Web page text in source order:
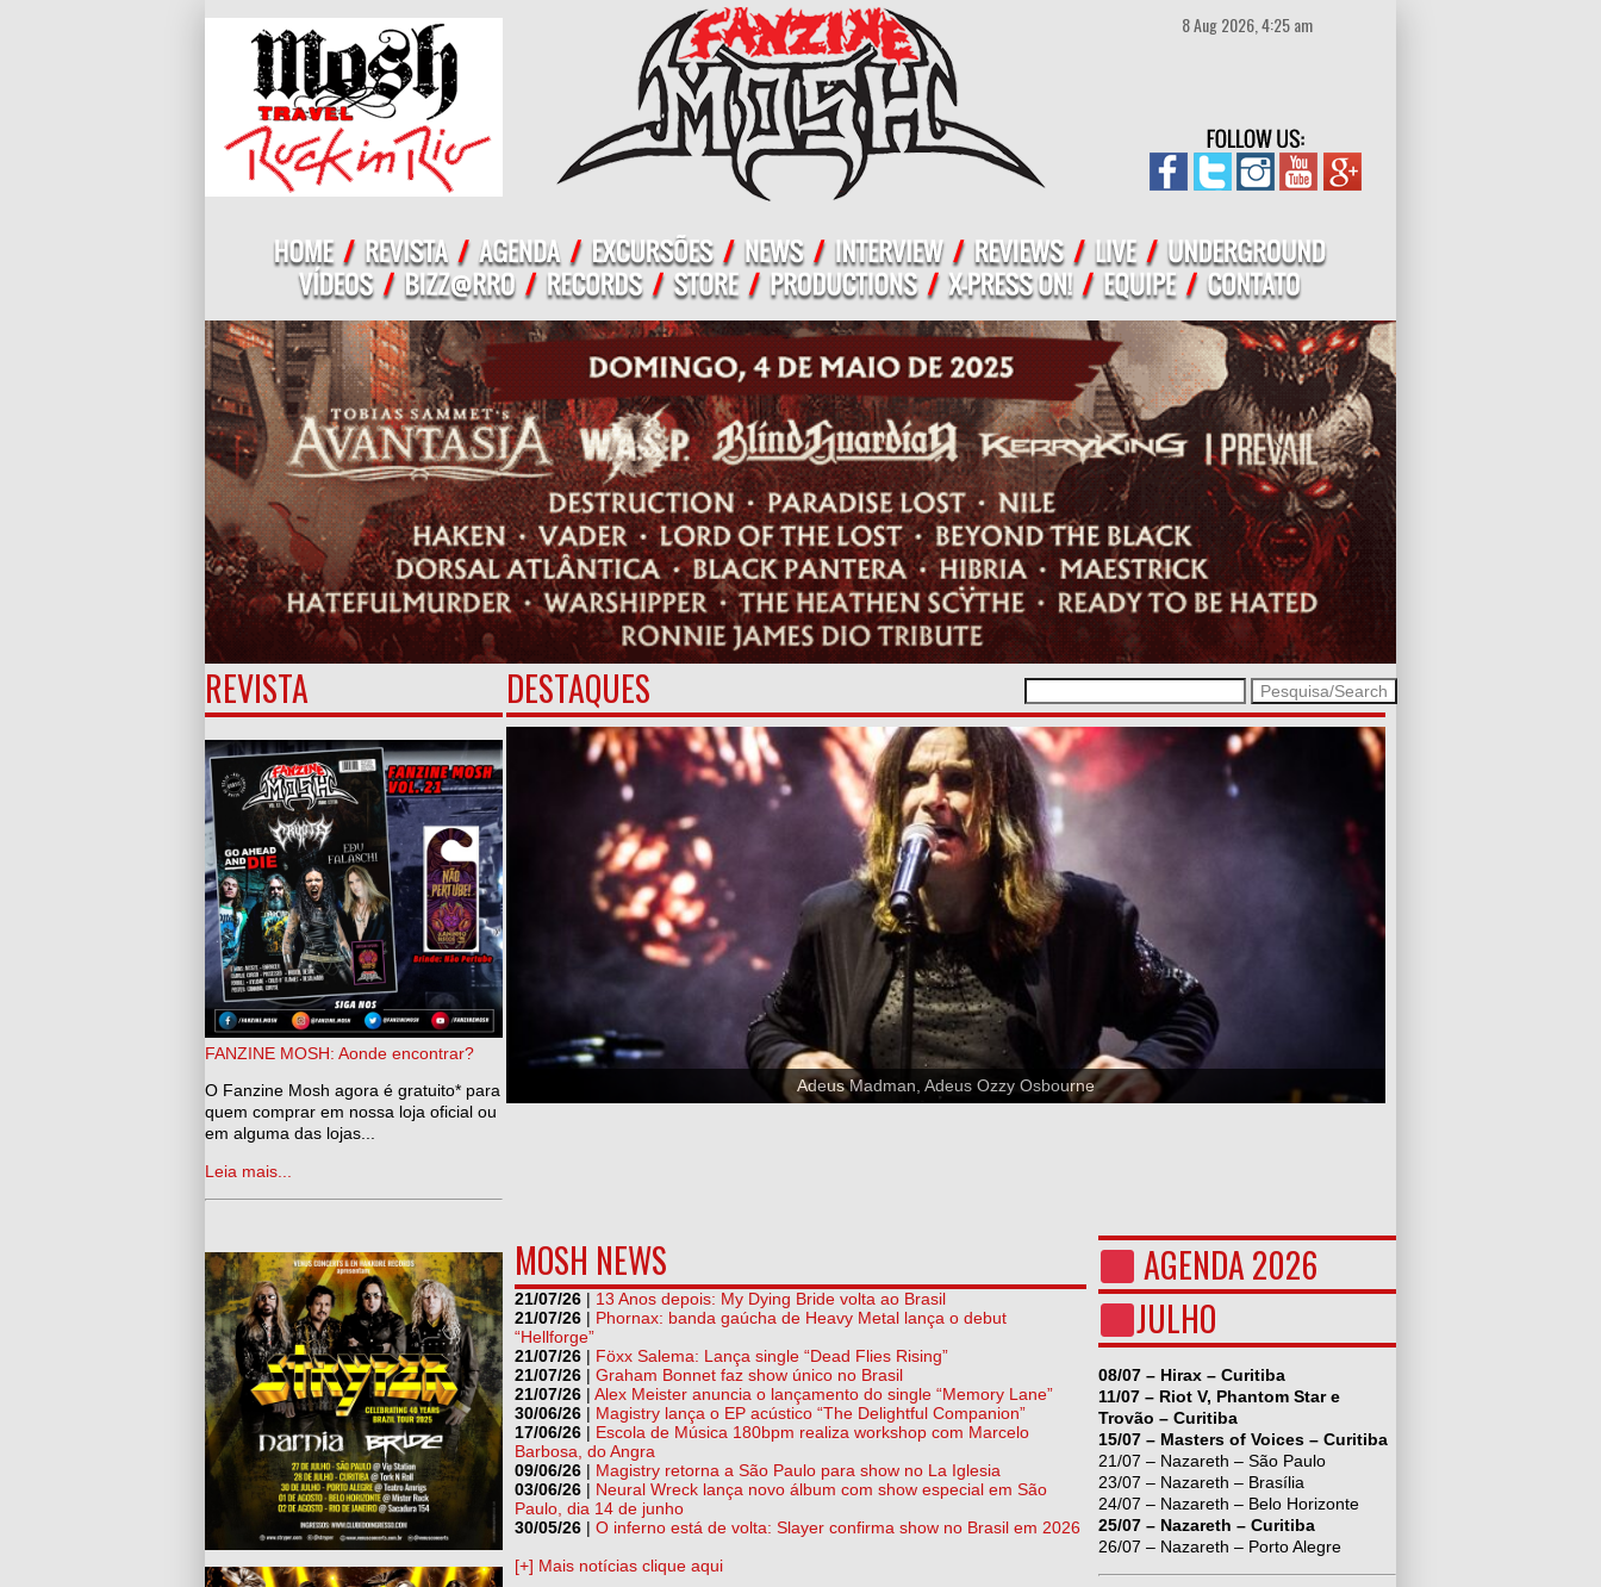
8 Aug 2026, 4:25 am
REVISTA
FANZINE MOSH: Aonde encontrar?
O Fanzine Mosh agora é gratuito* para
quem comprar em nossa loja oficial ou
em alguma das lojas...
Leia mais...
DESTAQUES
Adeus Ozzy Osbourne Adeus Madman, Adeus Ozzy Osbourne
MOSH NEWS
21/07/26 | 13 Anos depois: My Dying Bride volta ao Brasil
21/07/26 | Phornax: banda gaúcha de Heavy Metal lança o debut
“Hellforge”
21/07/26 | Föxx Salema: Lança single “Dead Flies Rising”
21/07/26 | Graham Bonnet faz show único no Brasil
21/07/26 | Alex Meister anuncia o lançamento do single “Memory Lane”
30/06/26 | Magistry lança o EP acústico “The Delightful Companion”
17/06/26 | Escola de Música 180bpm realiza workshop com Marcelo
Barbosa, do Angra
09/06/26 | Magistry retorna a São Paulo para show no La Iglesia
03/06/26 | Neural Wreck lança novo álbum com show especial em São
Paulo, dia 14 de junho
30/05/26 | O inferno está de volta: Slayer confirma show no Brasil em 2026
[+] Mais notícias clique aqui
AGENDA 2026
JULHO
08/07 – Hirax – Curitiba
11/07 – Riot V, Phantom Star e
Trovão – Curitiba
15/07 – Masters of Voices – Curitiba
21/07 – Nazareth – São Paulo
23/07 – Nazareth – Brasília
24/07 – Nazareth – Belo Horizonte
25/07 – Nazareth – Curitiba
26/07 – Nazareth – Porto Alegre